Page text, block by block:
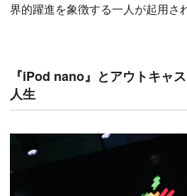
界的躍進を象徴する一人が起用さ
『iPod nano』とアウトキャ
人生